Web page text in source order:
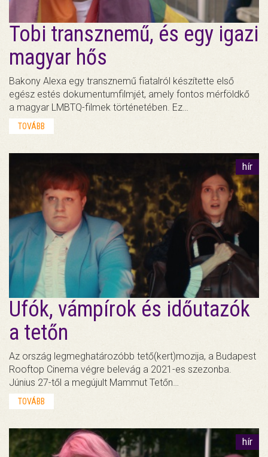
Tobi transznemű, és egy igazi
magyar hős
Bakony Alexa egy transznemű fiatalról készítette első
egész estés dokumentumfilmjét, amely fontos mérföldkő
a magyar LMBTQ-filmek történetében. Ez…
TOVÁBB
hír
Ufók, vámpírok és időutazók
a tetőn
Az ország legmeghatározóbb tető(kert)mozija, a Budapest
Rooftop Cinema végre belevág a 2021-es szezonba.
Június 27-től a megújult Mammut Tetőn…
TOVÁBB
hír